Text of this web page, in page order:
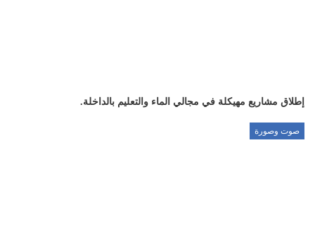
إطلاق مشاريع مهيكلة في مجالي الماء والتعليم بالداخلة.
صوت وصورة